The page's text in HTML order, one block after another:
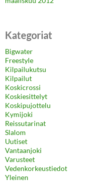
Kategoriat
Bigwater
Freestyle
Kilpailukutsu
Kilpailut
Koskicrossi
Koskiesittelyt
Koskipujottelu
Kymijoki
Reissutarinat
Slalom
Uutiset
Vantaanjoki
Varusteet
Vedenkorkeustiedot
Yleinen